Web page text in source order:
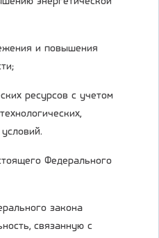
и повышения
ресурсов с учетом
Федерального
закона
связанную с